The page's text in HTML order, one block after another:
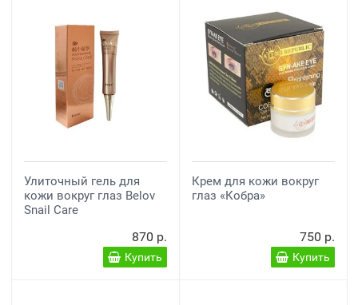
Улиточный гель для
кожи вокруг глаз Belov
Snail Care
870 р.
Купить
Крем для кожи вокруг
глаз «Кобра»
750 р.
Купить